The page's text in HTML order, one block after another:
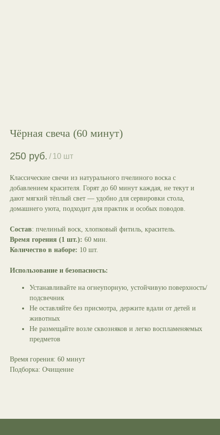
Чёрная свеча (60 минут)
250 руб. / 10 шт
Классические свечи из натурального пчелиного воска с
добавлением красителя. Горят до 60 минут каждая, не текут и
дают мягкий тёплый свет — удобно для сервировки стола,
домашнего уюта, подходит для практик и особых поводов.
Состав: пчелиный воск, хлопковый фитиль, краситель.
Время горения (1 шт.): 60 мин.
Количество в наборе: 10 шт.
Использование и безопасность:
Устанавливайте на огнеупорную, устойчивую поверхность/
подсвечник
Не оставляйте без присмотра, держите вдали от детей и
животных
Не размещайте возле сквозняков и легко воспламеняемых
предметов
Время горения: 60 минут
Подборка: Очищение